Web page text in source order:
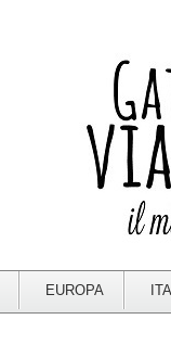
EUROPA